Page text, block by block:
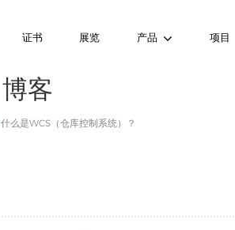
证书 展览 产品 项目
博客
什么是WCS（仓库控制系统）？